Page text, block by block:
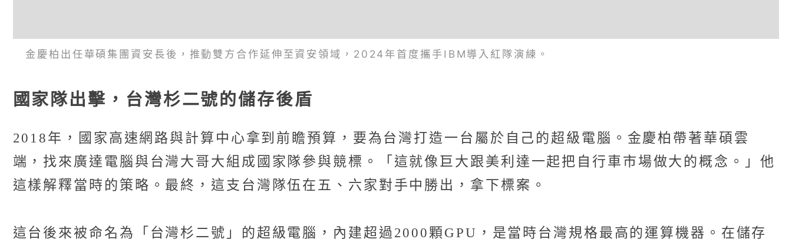
金慶柏出任華碩集團資安長後，推動雙方合作延伸至資安領域，2024年首度攜手IBM導入紅隊演練。
國家隊出擊，台灣杉二號的儲存後盾
2018年，國家高速網路與計算中心拿到前瞻預算，要為台灣打造一台屬於自己的超級電腦。金慶柏帶著華碩雲
端，找來廣達電腦與台灣大哥大組成國家隊參與競標。「這就像巨大跟美利達一起把自行車市場做大的概念。」他
這樣解釋當時的策略。最終，這支台灣隊伍在五、六家對手中勝出，拿下標案。
這台後來被命名為「台灣杉二號」的超級電腦，內建超過2000顆GPU，是當時台灣規格最高的運算機器。在儲存